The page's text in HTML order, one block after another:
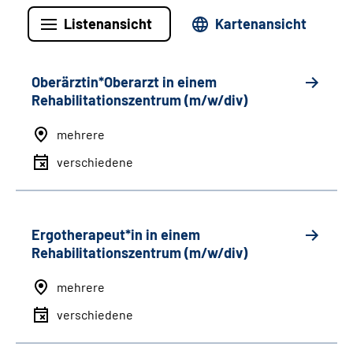
Listenansicht Kartenansicht
Oberärztin*Oberarzt in einem
Rehabilitationszentrum (m/w/div)
mehrere
verschiedene
Ergotherapeut*in in einem
Rehabilitationszentrum (m/w/div)
mehrere
verschiedene